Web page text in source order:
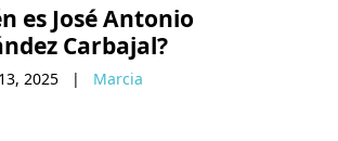
es José Antonio
Carbajal?
2025 | Marcia